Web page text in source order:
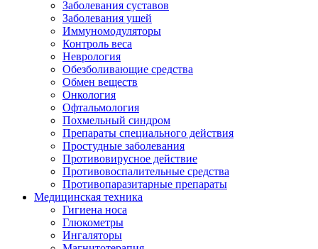
Заболевания суставов
Заболевания ушей
Иммуномодуляторы
Контроль веса
Неврология
Обезболивающие средства
Обмен веществ
Онкология
Офтальмология
Похмельный синдром
Препараты специального действия
Простудные заболевания
Противовирусное действие
Противовоспалительные средства
Противопаразитарные препараты
Медицинская техника
Гигиена носа
Глюкометры
Ингаляторы